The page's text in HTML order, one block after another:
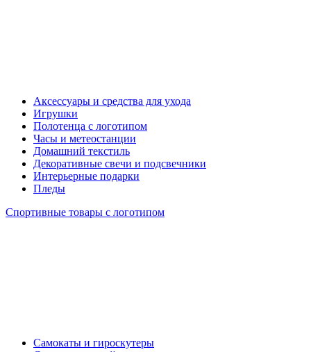
Аксессуары и средства для ухода
Игрушки
Полотенца с логотипом
Часы и метеостанции
Домашний текстиль
Декоративные свечи и подсвечники
Интерьерные подарки
Пледы
Спортивные товары с логотипом
Самокаты и гироскутеры